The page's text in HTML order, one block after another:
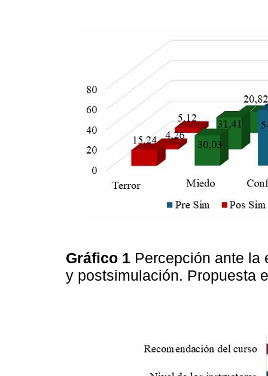
Gráfico 1 Percepción ante la
y postsimulación. Propuesta